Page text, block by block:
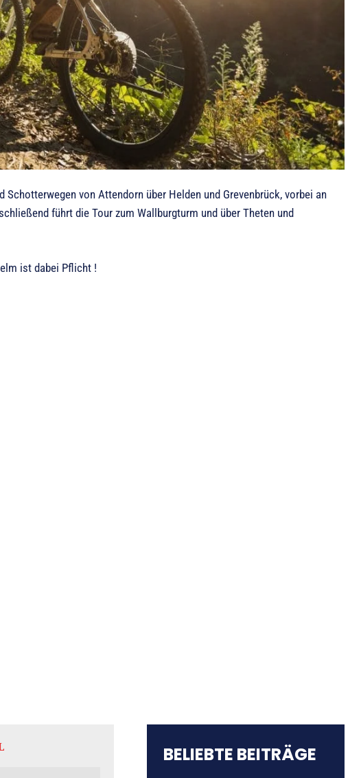
von Attendorn über Helden und Grevenbrück, vorbei an
führt die Tour zum Wallburgturm und über Theten und
Helm ist dabei Pflicht !
BELIEBTE BEITRÄGE